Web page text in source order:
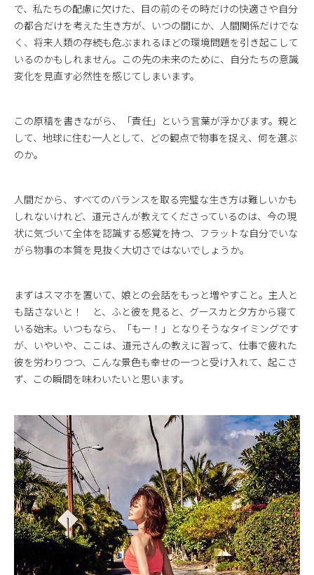
で、私たちの配慮に欠けた、目の前のその時だけの快適さや自分
の都合だけを考えた生き方が、いつの間にか、人間関係だけでな
く、将来人類の存続も危ぶまれるほどの環境問題を引き起こして
いるのかもしれません。この先の未来のために、自分たちの意識
変化を見直す必然性を感じてしまいます。
この原稿を書きながら、「責任」という言葉が浮かびます。親と
して、地球に住む一人として、どの観点で物事を捉え、何を選ぶ
のか。
人間だから、すべてのバランスを取る完璧な生き方は難しいかも
しれないけれど、道元さんが教えてくださっているのは、今の現
状に気づいて全体を認識する感覚を持つ、フラットな自分でいな
がら物事の本質を見抜く大切さではないでしょうか。
まずはスマホを置いて、娘との会話をもっと増やすこと。主人と
も話さないと！ と、ふと彼を見ると、グースカと夕方から寝て
いる始末。いつもなら、「もー！」となりそうなタイミングです
が、いやいや、ここは、道元さんの教えに習って、仕事で疲れた
彼を労わりつつ、こんな景色も幸せの一つと受け入れて、起こさ
ず、この瞬間を味わいたいと思います。